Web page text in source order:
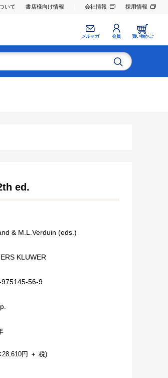
いて 書店様向け情報 会社情報 採用情報
メルマガ 会員 買い物かご
ed.
& M.L.Verduin (eds.)
KLUWER
975145-56-9
28,610円 ＋ 税)